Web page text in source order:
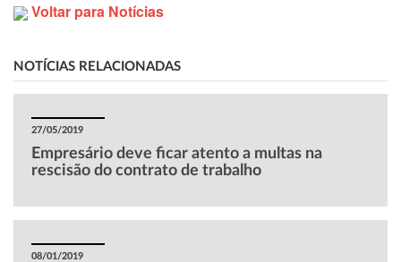
Voltar para Notícias
NOTÍCIAS RELACIONADAS
27/05/2019
Empresário deve ficar atento a multas na
rescisão do contrato de trabalho
08/01/2019